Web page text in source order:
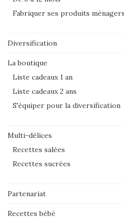
Fabriquer ses produits ménagers
Diversification
La boutique
Liste cadeaux 1 an
Liste cadeaux 2 ans
S'équiper pour la diversification
Multi-délices
Recettes salées
Recettes sucrées
Partenariat
Recettes bébé